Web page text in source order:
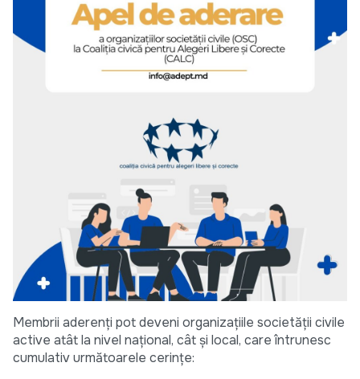
Membrii aderenți pot deveni organizațiile societății civile
active atât la nivel național, cât și local, care întrunesc
cumulativ următoarele cerințe: